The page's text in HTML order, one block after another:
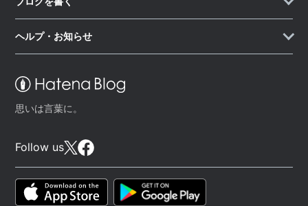
思いは言葉に。
Follow us
ヘルプ・お知らせ